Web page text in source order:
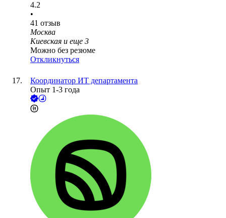
4.2
•
41 отзыв
Москва
Киевская и еще 3
Можно без резюме
Откликнуться
Координатор ИТ департамента
Опыт 1-3 года